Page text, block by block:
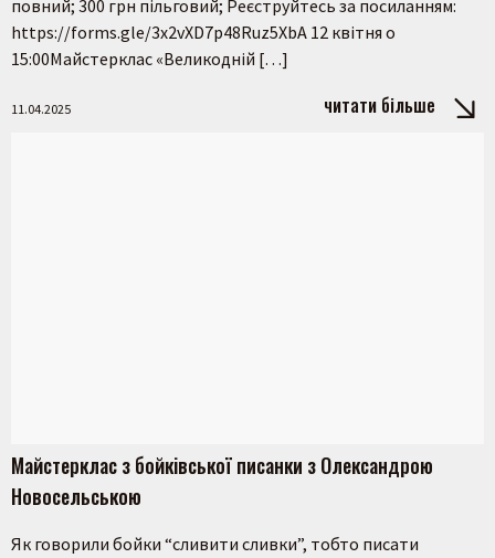
повний; 300 грн пільговий; Реєструйтесь за посиланням:
https://forms.gle/3x2vXD7p48Ruz5XbA 12 квітня о
15:00Майстерклас «Великодній […]
11.04.2025 читати більше
Майстерклас з бойківської писанки з Олександрою
Новосельською
Як говорили бойки “сливити сливки”, тобто писати